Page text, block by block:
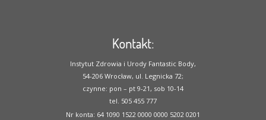
Kontakt:
Instytut Zdrowia i Urody Fantastic Body,
54-206 Wrocław, ul. Legnicka 72;
czynne: pon – pt 9-21, sob 10-14
tel. 505 455 777
Nr konta: 64 1090 1522 0000 0000 5202 0201